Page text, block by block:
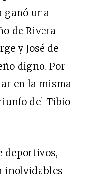
ganó una
de Rivera
y José de
digno. Por
en la misma
del Tibio
deportivos,
inolvidables